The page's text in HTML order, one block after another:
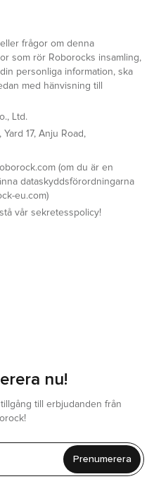
frågor om denna
som rör Roborocks insamling,
personliga information, ska
med hänvisning till
Ltd.
17, Anju Road,
(om du är en
dataskyddsförordningarna
eu.com)
vår sekretesspolicy!
nu!
till erbjudanden från
Prenumerera